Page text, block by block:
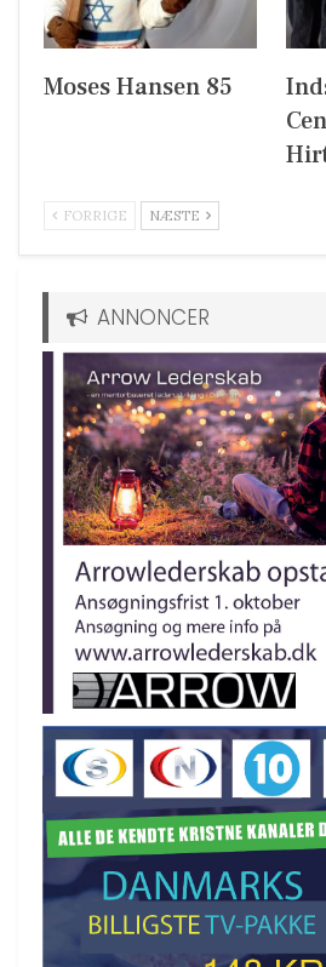
Moses Hansen 85
FORRIGE NÆSTE
ANNONCER